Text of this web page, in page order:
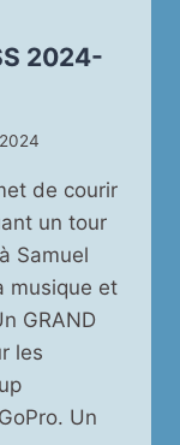
2024-
de courir
un tour
Samuel
musique et
GRAND
les
Un